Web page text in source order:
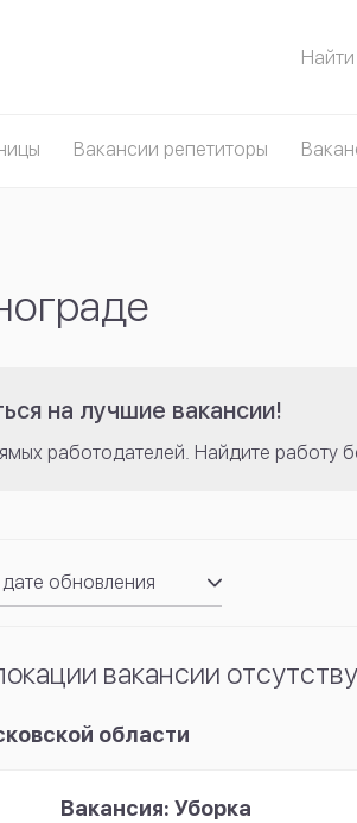
Вакансии репетиторы
на лучшие вакансии!
работодателей. Найдите работу
обновления
вакансии
области
Вакансия: Уборка